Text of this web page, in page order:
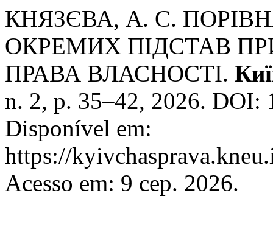
КНЯЗЄВА, А. С.
ОКРЕМИХ ПІДСТАВ
ПРАВА ВЛАСНОСТІ.
n. 2, p. 35–42, 2026. DOI:
Disponível em:
https://
Acesso em: 9 сер. 2026.